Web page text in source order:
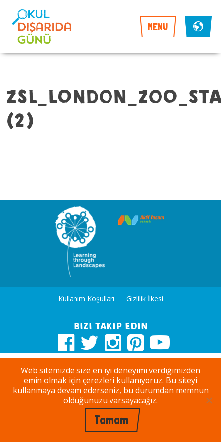
MENU
(2)
Kullanım Koşulları Gizlilik İlkesi
Bizi takip edin
Web sitemizde size en iyi deneyimi verdiğimizden
emin olmak için çerezleri kullanıyoruz. Bu siteyi
kullanmaya devam ederseniz, bu durumdan memnun
olduğunuzu varsayacağız.
Tamam